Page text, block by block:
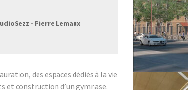
- Pierre Lemaux
des espaces dédiés à la vie
et construction d’un gymnase.